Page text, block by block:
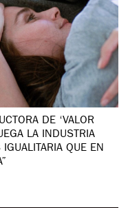
DE ‘VALOR
LA INDUSTRIA
QUE EN